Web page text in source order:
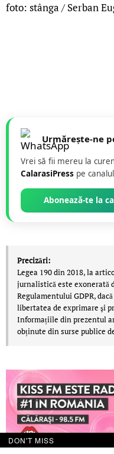
foto: stânga / Serban
Urmărește-ne
Vrei să fii mereu la
CalarasiPress pe
Abonează-te la
Precizări:
Legea 190 din 2018, la
jurnalistică este exonerată
Regulamentului GDPR,
libertatea de exprimare şi
Informațiile din prezentul
obținute din surse publice
DON'T MISS